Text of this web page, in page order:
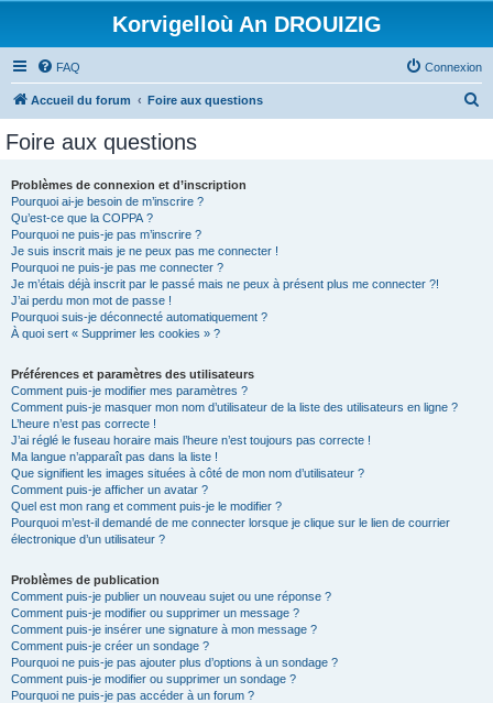
Korvigelloù An DROUIZIG
FAQ Connexion
Accueil du forum Foire aux questions
Foire aux questions
Problèmes de connexion et d’inscription
Pourquoi ai-je besoin de m’inscrire ?
Qu’est-ce que la COPPA ?
Pourquoi ne puis-je pas m’inscrire ?
Je suis inscrit mais je ne peux pas me connecter !
Pourquoi ne puis-je pas me connecter ?
Je m’étais déjà inscrit par le passé mais ne peux à présent plus me connecter ?!
J’ai perdu mon mot de passe !
Pourquoi suis-je déconnecté automatiquement ?
À quoi sert « Supprimer les cookies » ?
Préférences et paramètres des utilisateurs
Comment puis-je modifier mes paramètres ?
Comment puis-je masquer mon nom d’utilisateur de la liste des utilisateurs en ligne ?
L’heure n’est pas correcte !
J’ai réglé le fuseau horaire mais l’heure n’est toujours pas correcte !
Ma langue n’apparaît pas dans la liste !
Que signifient les images situées à côté de mon nom d’utilisateur ?
Comment puis-je afficher un avatar ?
Quel est mon rang et comment puis-je le modifier ?
Pourquoi m’est-il demandé de me connecter lorsque je clique sur le lien de courrier
électronique d’un utilisateur ?
Problèmes de publication
Comment puis-je publier un nouveau sujet ou une réponse ?
Comment puis-je modifier ou supprimer un message ?
Comment puis-je insérer une signature à mon message ?
Comment puis-je créer un sondage ?
Pourquoi ne puis-je pas ajouter plus d’options à un sondage ?
Comment puis-je modifier ou supprimer un sondage ?
Pourquoi ne puis-je pas accéder à un forum ?